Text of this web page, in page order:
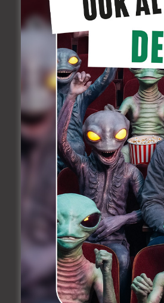
toen ik met
personage…
de scène
bijna even
kunnen
gebruikt.
mensen, en
veel grote
maar wat
raadsel. Ik
maar iets
actrices
geweest
hebben haar
ze hebben
scène had,
je me de
Want wat zij
heel
had je een
bang dat
ze heel
aanhoudt.
mogen niet
Maar dat
als je een
haar